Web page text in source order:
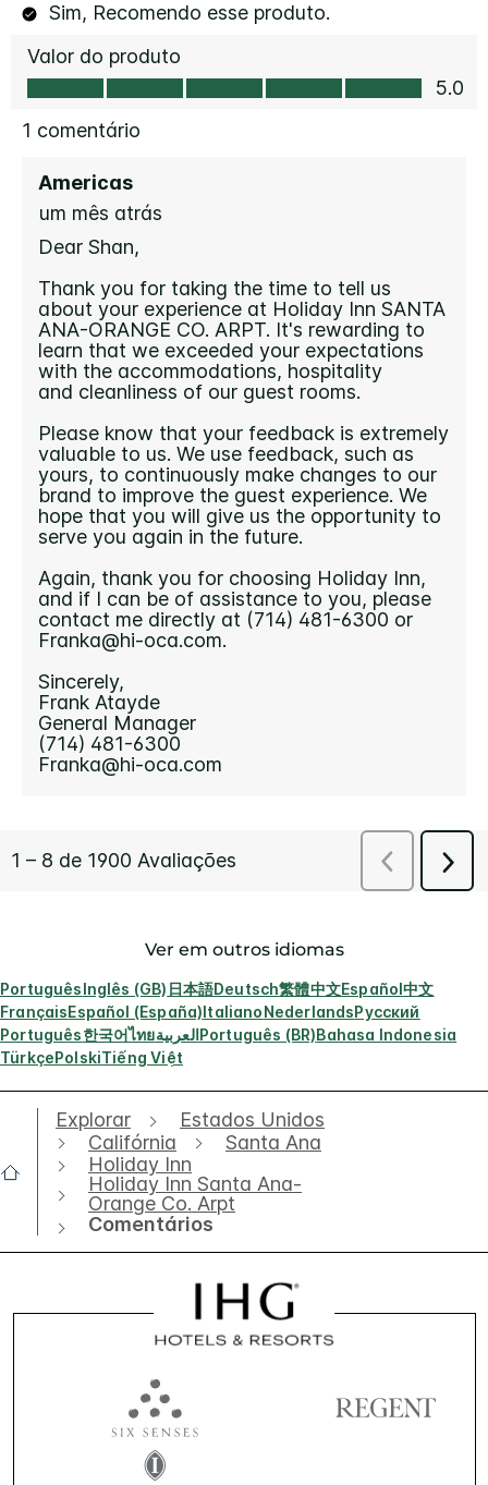
Ver em outros idiomas
PortuguêsInglês (GB) 日本語Deutsch繁體中文Español中文
FrançaisEspañol (España)ItalianoNederlandsРусский
Português한국어ไทยالعربيةPortuguês (BR)Bahasa Indonesia
TürkçePolskiTiếng Việt
Explorar
Estados Unidos
Califórnia
Santa Ana
Holiday Inn
Holiday Inn Santa Ana-
Orange Co. Arpt
Comentários